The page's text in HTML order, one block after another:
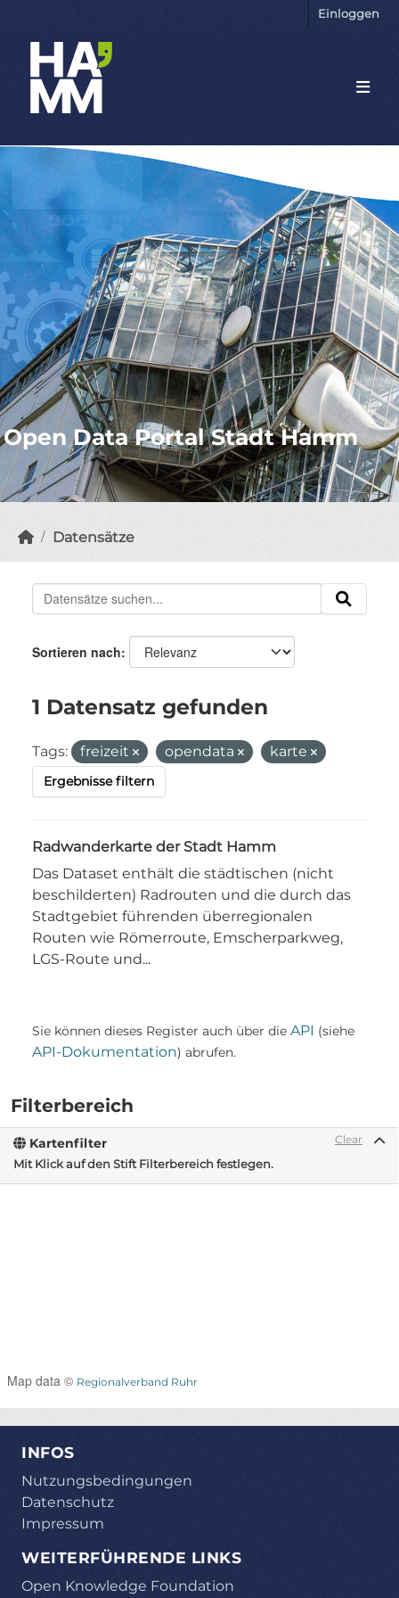
Einloggen
Open Data Portal Stadt Hamm
Datensätze
Filterbereich
Clear
Kartenfilter
Mit Klick auf den Stift Filterbereich festlegen.
Map data © Regionalverband Ruhr
Sortieren nach
1 Datensatz gefunden
Tags: freizeit opendata karte
Ergebnisse filtern
Radwanderkarte der Stadt Hamm
Das Dataset enthält die städtischen (nicht
beschilderten) Radrouten und die durch das
Stadtgebiet führenden überregionalen
Routen wie Römerroute, Emscherparkweg,
LGS-Route und...
Sie können dieses Register auch über die API (siehe
API-Dokumentation) abrufen.
INFOS
Nutzungsbedingungen
Datenschutz
Impressum
WEITERFÜHRENDE LINKS
Open Knowledge Foundation